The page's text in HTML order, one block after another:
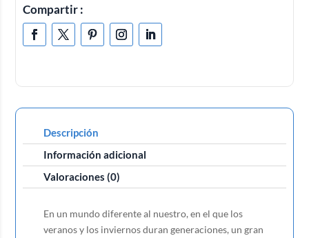
Compartir :
Descripción
Información adicional
Valoraciones (0)
En un mundo diferente al nuestro, en el que los
veranos y los inviernos duran generaciones, un gran